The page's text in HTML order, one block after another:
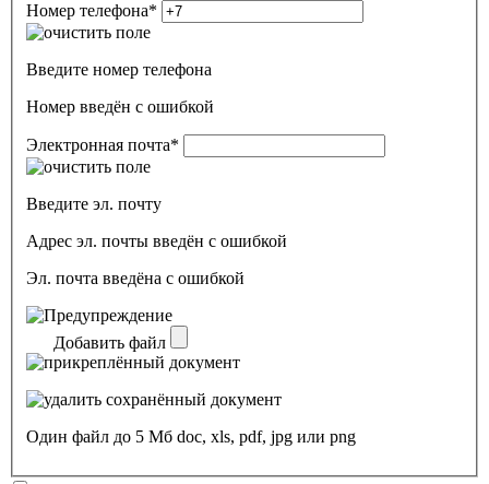
Номер телефона*
Введите номер телефона
Номер введён c ошибкой
Электронная почта*
Введите эл. почту
Адрес эл. почты введён с ошибкой
Эл. почта введёна с ошибкой
Добавить файл
Один файл до 5 Мб doc, xls, pdf, jpg или png